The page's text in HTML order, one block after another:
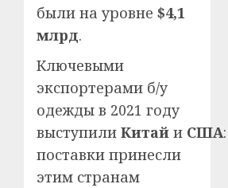
были на уровне $4,1
млрд.
Ключевыми
экспортерами б/у
одежды в 2021 году
выступили Китай и США:
поставки принесли
этим странам